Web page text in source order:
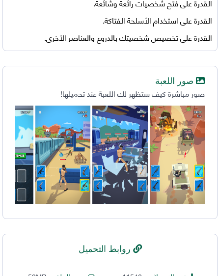
القدرة على استخدام الأسلحة الفتاكة.
القدرة على تخصيص شخصيتك بالدروع والعناصر الأخرى.
صور اللعبة
صور مباشرة كيف ستظهر لك اللعبة عند تحميلها!
روابط التحميل